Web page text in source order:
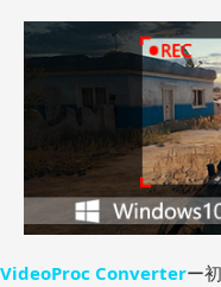
VideoProc Converterー